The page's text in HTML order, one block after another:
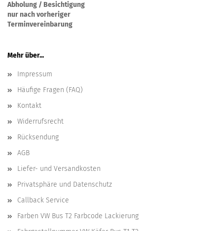
Abholung / Besichtigung
nur nach vorheriger
Terminvereinbarung
Mehr über...
Impressum
Häufige Fragen (FAQ)
Kontakt
Widerrufsrecht
Rücksendung
AGB
Liefer- und Versandkosten
Privatsphäre und Datenschutz
Callback Service
Farben VW Bus T2 Farbcode Lackierung